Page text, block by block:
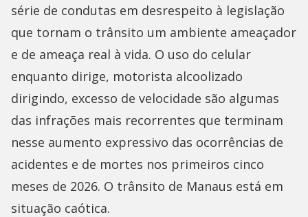
série de condutas em desrespeito à legislação
que tornam o trânsito um ambiente ameaçador
e de ameaça real à vida. O uso do celular
enquanto dirige, motorista alcoolizado
dirigindo, excesso de velocidade são algumas
das infrações mais recorrentes que terminam
nesse aumento expressivo das ocorrências de
acidentes e de mortes nos primeiros cinco
meses de 2026. O trânsito de Manaus está em
situação caótica.